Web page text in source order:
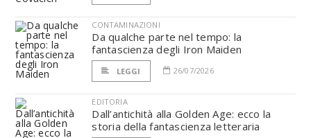
CONTAMINAZIONI
Da qualche parte nel tempo: la
fantascienza degli Iron Maiden
LEGGI 26/07/2026
EDITORIA
Dall’antichità alla Golden Age: ecco la
storia della fantascienza letteraria